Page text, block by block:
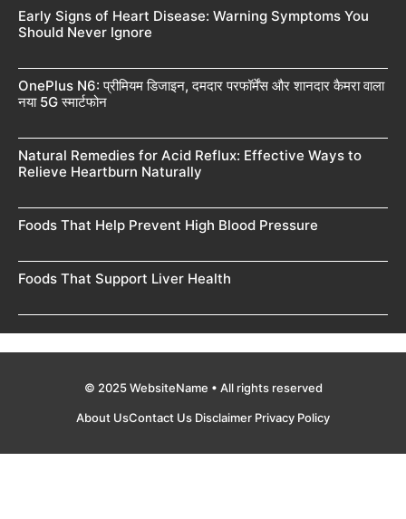
Early Signs of Heart Disease: Warning Symptoms You
Should Never Ignore
OnePlus N6: प्रीमियम डिजाइन, दमदार परफॉर्मेंस और शानदार कैमरा वाला
नया 5G स्मार्टफोन
Natural Remedies for Acid Reflux: Effective Ways to
Relieve Heartburn Naturally
Foods That Help Prevent High Blood Pressure
Foods That Support Liver Health
© 2025 WebsiteName • All rights reserved
About UsContact Us Disclaimer Privacy Policy